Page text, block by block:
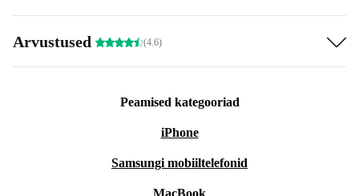
Arvustused (4.6)
Peamised kategooriad
iPhone
Samsungi mobiiltelefonid
MacBook